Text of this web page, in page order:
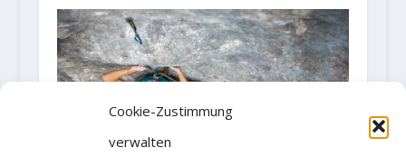
Cookie-Zustimmung
verwalten